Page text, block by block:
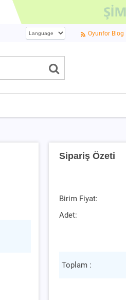
Oyunfor Blog
Sipariş Özeti
Birim Fiyat:
Adet:
Toplam :